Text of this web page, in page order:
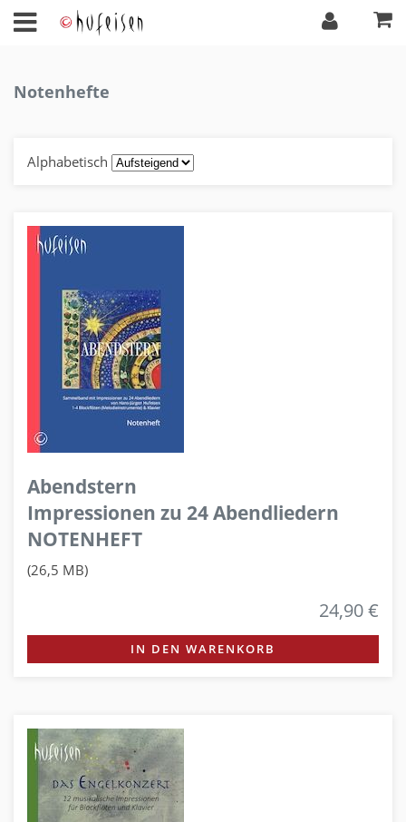
Notenhefte
Alphabetisch
Abendstern
Impressionen zu 24 Abendliedern
NOTENHEFT
(26,5 MB)
24,90 €
IN DEN WARENKORB